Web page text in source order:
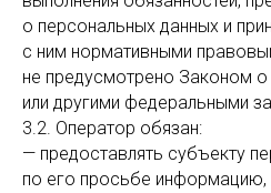
о персональных данных и
с ним нормативными
не предусмотрено Законом
или другими федеральными
3.2. Оператор обязан:
— предоставлять субъекту
по его просьбе